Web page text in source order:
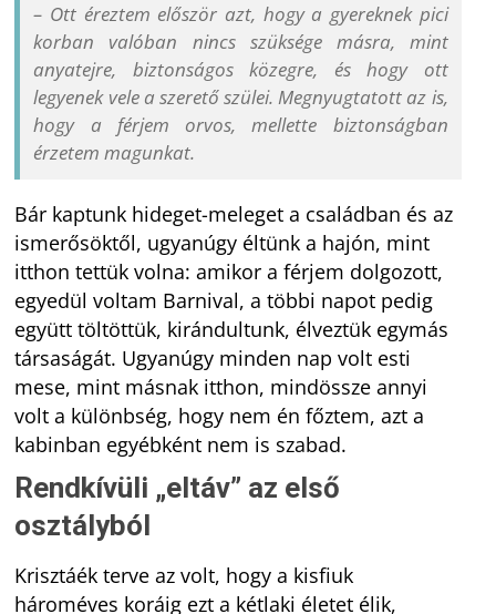
– Ott éreztem először azt, hogy a gyereknek pici
korban valóban nincs szüksége másra, mint
anyatejre, biztonságos közegre, és hogy ott
legyenek vele a szerető szülei. Megnyugtatott az is,
hogy a férjem orvos, mellette biztonságban
érzetem magunkat.
Bár kaptunk hideget-meleget a családban és az
ismerősöktől, ugyanúgy éltünk a hajón, mint
itthon tettük volna: amikor a férjem dolgozott,
egyedül voltam Barnival, a többi napot pedig
együtt töltöttük, kirándultunk, élveztük egymás
társaságát. Ugyanúgy minden nap volt esti
mese, mint másnak itthon, mindössze annyi
volt a különbség, hogy nem én főztem, azt a
kabinban egyébként nem is szabad.
Rendkívüli „eltáv” az első
osztályból
Krisztáék terve az volt, hogy a kisfiuk
hároméves koráig ezt a kétlaki életet élik,